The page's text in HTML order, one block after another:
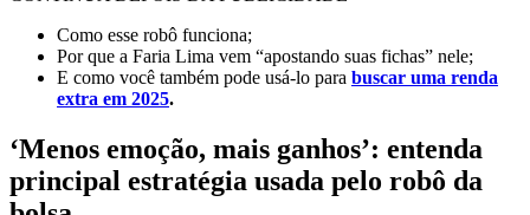
Como esse robô funciona;
Por que a Faria Lima vem “apostando suas fichas” nele;
E como você também pode usá-lo para buscar uma renda
extra em 2025.
‘Menos emoção, mais ganhos’: entenda
principal estratégia usada pelo robô da